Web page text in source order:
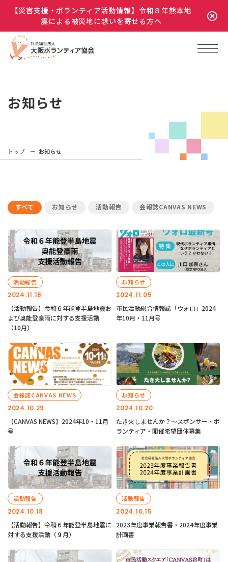
【災害支援・ボランティア活動情報】令和８年熊本地
震による被災地に想いを寄せる方へ
お知らせ
トップ お知らせ
すべて お知らせ 活動報告 会報誌CANVAS NEWS
2024.11.18
活動報告
【活動報告】令和６年能登半島地震お
よび奥能登豪雨に対する支援活動
（10月）
2024.11.05
お知らせ
市民活動総合情報誌「ウォロ」2024
年10月・11月号
2024.10.29
会報誌CANVAS NEWS
【CANVAS NEWS】2024年10・11月
号
2024.10.20
お知らせ
たき火しませんか？～スポンサー・ボ
ランティア・開催希望団体募集
2024.10.18
活動報告
【活動報告】令和６年能登半島地震に
対する支援活動（９月）
2024.10.15
活動報告
2023年度事業報告書・2024年度事業
計画書